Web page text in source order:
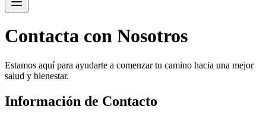
Contacta con Nosotros
Estamos aquí para ayudarte a comenzar tu camino hacia una mejor
salud y bienestar.
Información de Contacto